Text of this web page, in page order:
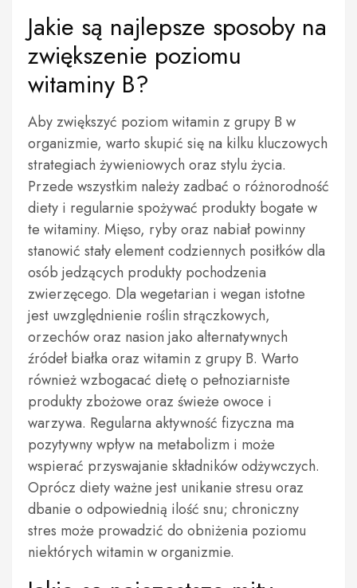
Jakie są najlepsze sposoby na
zwiększenie poziomu
witaminy B?
Aby zwiększyć poziom witamin z grupy B w
organizmie, warto skupić się na kilku kluczowych
strategiach żywieniowych oraz stylu życia.
Przede wszystkim należy zadbać o różnorodność
diety i regularnie spożywać produkty bogate w
te witaminy. Mięso, ryby oraz nabiał powinny
stanowić stały element codziennych posiłków dla
osób jedzących produkty pochodzenia
zwierzęcego. Dla wegetarian i wegan istotne
jest uwzględnienie roślin strączkowych,
orzechów oraz nasion jako alternatywnych
źródeł białka oraz witamin z grupy B. Warto
również wzbogacać dietę o pełnoziarniste
produkty zbożowe oraz świeże owoce i
warzywa. Regularna aktywność fizyczna ma
pozytywny wpływ na metabolizm i może
wspierać przyswajanie składników odżywczych.
Oprócz diety ważne jest unikanie stresu oraz
dbanie o odpowiednią ilość snu; chroniczny
stres może prowadzić do obniżenia poziomu
niektórych witamin w organizmie.